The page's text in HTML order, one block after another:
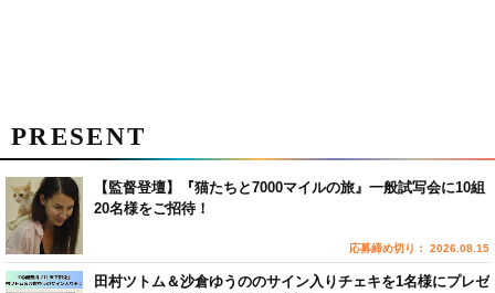
PRESENT
【監督登壇】『猫たちと7000マイルの旅』一般試写会に10組
20名様をご招待！
応募締め切り： 2026.08.15
田村ツトム＆沙倉ゆうののサイン入りチェキを1名様にプレゼ